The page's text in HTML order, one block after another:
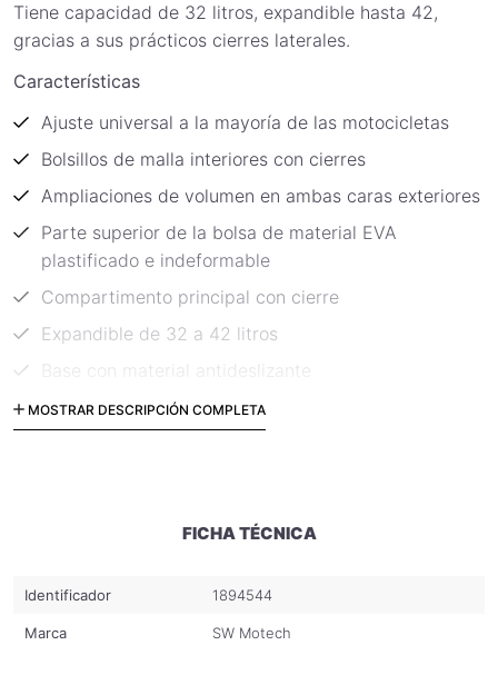
Tiene capacidad de 32 litros, expandible hasta 42,
gracias a sus prácticos cierres laterales.
Características
Ajuste universal a la mayoría de las motocicletas
Bolsillos de malla interiores con cierres
Ampliaciones de volumen en ambas caras exteriores
Parte superior de la bolsa de material EVA
plastificado e indeformable
Compartimento principal con cierre
Expandible de 32 a 42 litros
Base con material antideslizante
Robustas argollas para amarrar el bolso
Detalles reflectantes para mayor visibilidad
Hypalon
Fijación rápida y sencilla gracias a sus correas
MOSTRAR DESCRIPCIÓN COMPLETA
FICHA TÉCNICA
Identificador 1894544
Marca SW Motech